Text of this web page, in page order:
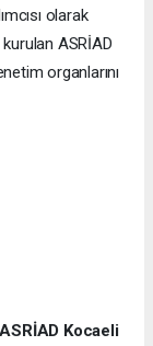
olarak
ASRİAD
organlarını
Kocaeli